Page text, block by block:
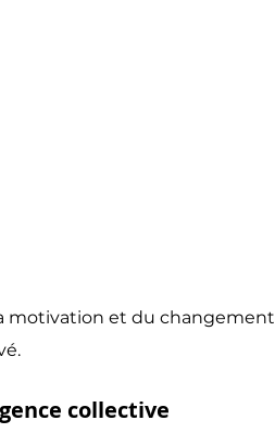
motivation et du changement
collective